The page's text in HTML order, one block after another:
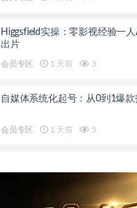
Higgsfield实操：零影视经验一
出片
会员专区 1 天前 3
自媒体系统化起号：从0到1爆
会员专区 1 天前 5